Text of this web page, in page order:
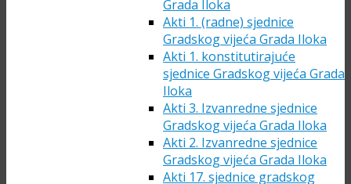
Grada Iloka
Akti 1. (radne) sjednice
Gradskog vijeća Grada Iloka
Akti 1. konstitutirajuće
sjednice Gradskog vijeća Grada
Iloka
Akti 3. Izvanredne sjednice
Gradskog vijeća Grada Iloka
Akti 2. Izvanredne sjednice
Gradskog vijeća Grada Iloka
Akti 17. sjednice gradskog